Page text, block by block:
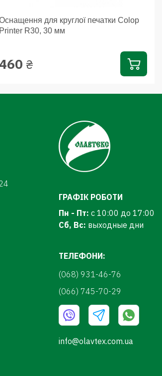
для круглої печатки Colop
Printer R30, 30 мм
460 ₴
ГРАФІК РОБОТИ
Пн - Пт: с 10:00 до 17:00
Сб, Вс: выходные дни
ТЕЛЕФОНИ:
(068) 931-46-76
(066) 745-70-29
info@olavtex.com.ua